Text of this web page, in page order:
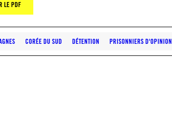
LE PDF
CORÉE DU SUD DÉTENTION PRISONNIERS D'OPINION